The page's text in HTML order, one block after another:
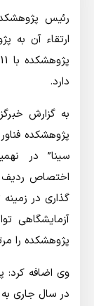
رئیس
ارتقاء آن به
دارد.
به گزارش
پژوهشکده
سینا” در
اختصاص ردیف
گذاری در
آزمایشگاهی
پژوهشکده را
وی اضافه کرد:
در سال جاری به